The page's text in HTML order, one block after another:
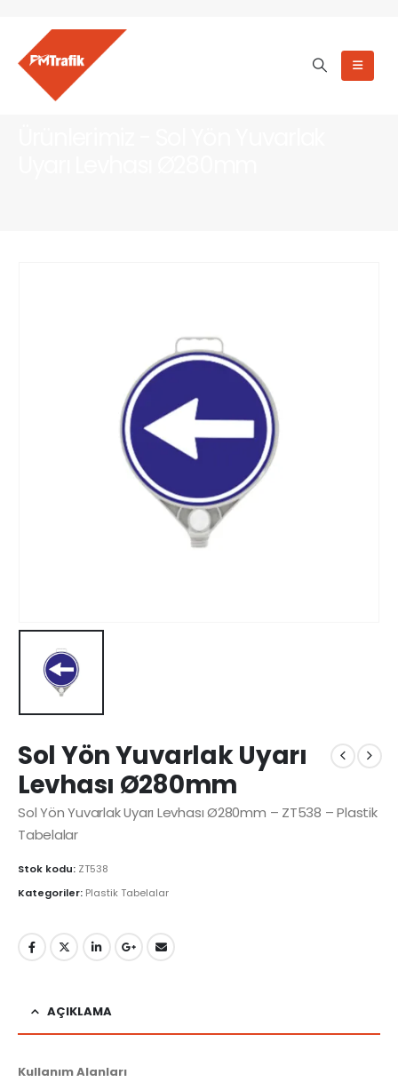
Sol Yön Yuvarlak Uyarı
Levhası Ø280mm
Sol Yön Yuvarlak Uyarı Levhası Ø280mm – ZT538 – Plastik
Tabelalar
Stok kodu: ZT538
Kategoriler: Plastik Tabelalar
AÇIKLAMA
Kullanım Alanları